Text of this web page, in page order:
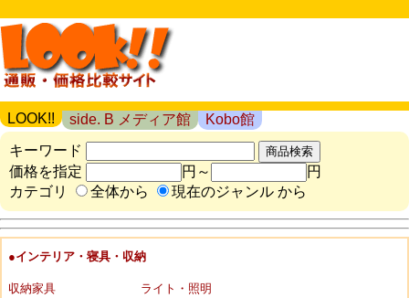
LOOK!! side. B メディア館
Kobo館
キーワード
価格を指定
円～
円
カテゴリ
全体から 現在のジャンル から
●インテリア・寝具・収納
収納家具
ライト・照明